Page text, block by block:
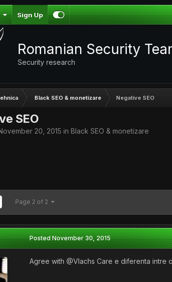
Sign Up
Romanian Security
Security research
Black SEO & monetizare Negative SEO
SEO
20, 2015 in Black SEO & monetizare
Page 2 of 2
PostedNovember 30, 2015
Agree with @Vlachs Care e diferenta intre